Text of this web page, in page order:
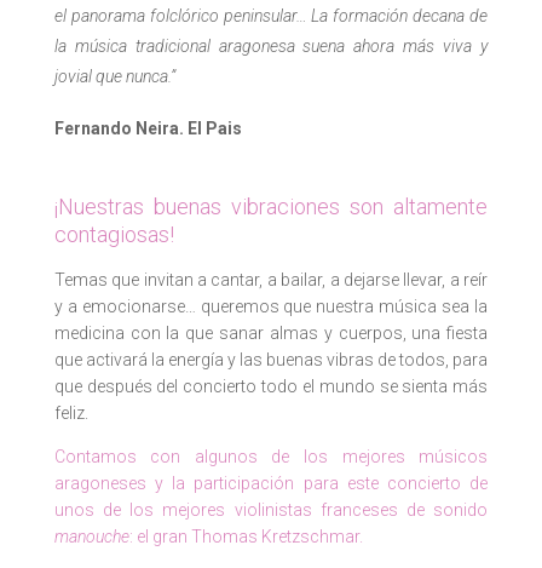
el panorama folclórico peninsular… La formación decana de
la música tradicional aragonesa suena ahora más viva y
jovial que nunca.”
Fernando Neira. El Pais
¡Nuestras buenas vibraciones son altamente
contagiosas!
Temas que invitan a cantar, a bailar, a dejarse llevar, a reír
y a emocionarse… queremos que nuestra música sea la
medicina con la que sanar almas y cuerpos, una fiesta
que activará la energía y las buenas vibras de todos, para
que después del concierto todo el mundo se sienta más
feliz.
Contamos con algunos de los mejores músicos
aragoneses y la participación para este concierto de
unos de los mejores violinistas franceses de sonido
manouche: el gran Thomas Kretzschmar.